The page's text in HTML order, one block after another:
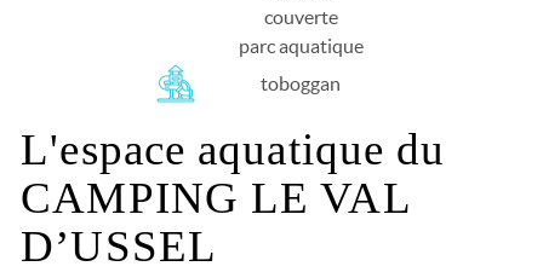
couverte
parc aquatique
toboggan
L'espace aquatique du
CAMPING LE VAL
D’USSEL